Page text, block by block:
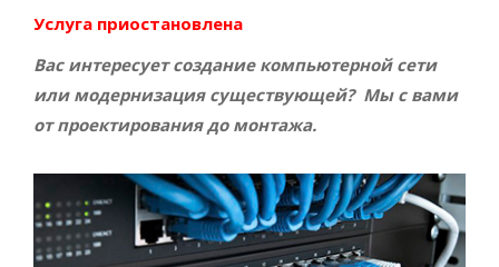
Услуга приостановлена
Вас интересует создание компьютерной сети
или модернизация существующей? Мы с вами
от проектирования до монтажа.